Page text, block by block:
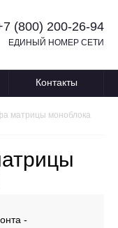
(800) 200-26-94
ЕДИНЫЙ НОМЕР СЕТИ
Контакты
матрицы моноблока
-